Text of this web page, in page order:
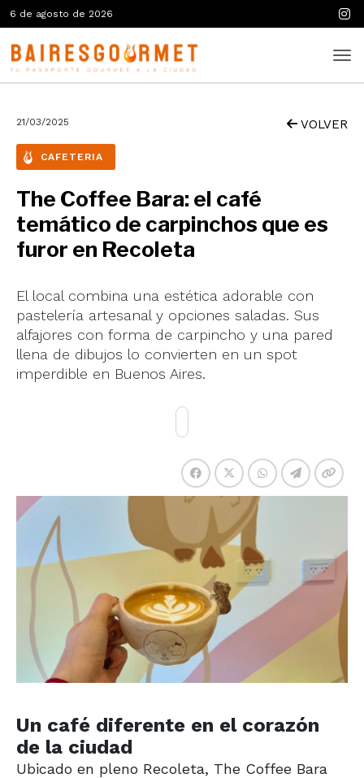
6 de agosto de 2026
21/03/2025 VOLVER
CAFETERIA
The Coffee Bara: el café
temático de carpinchos que es
furor en Recoleta
El local combina una estética adorable con
pastelería artesanal y opciones saladas. Sus
alfajores con forma de carpincho y una pared
llena de dibujos lo convierten en un spot
imperdible en Buenos Aires.
Un café diferente en el corazón
de la ciudad
Ubicado en pleno Recoleta, The Coffee Bara